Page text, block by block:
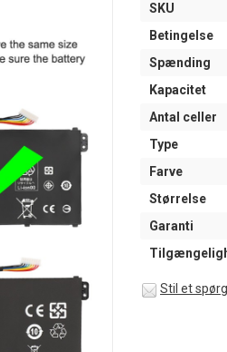
SKU
Betingelse
Spænding
Kapacitet
Antal celler
Type
Farve
Størrelse
Garanti
Stil et